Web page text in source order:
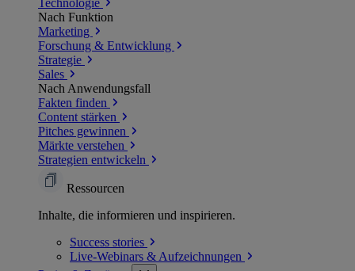
Technologie
Nach Funktion
Marketing
Forschung & Entwicklung
Strategie
Sales
Nach Anwendungsfall
Fakten finden
Content stärken
Pitches gewinnen
Märkte verstehen
Strategien entwickeln
Ressourcen
Inhalte, die informieren und inspirieren.
Success stories
Live-Webinars & Aufzeichnungen